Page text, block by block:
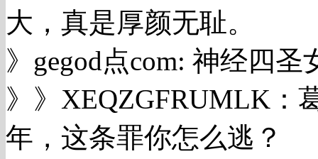
大，真是厚颜无耻。
》gegod点com: 神经四圣
》》XEQZGFRUMLK：
年，这条罪你怎么逃？